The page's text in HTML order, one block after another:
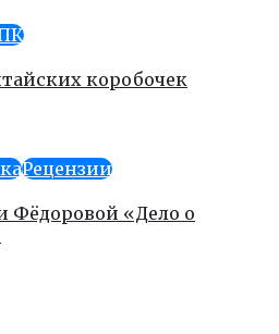
коробочек
Рецензии
Фёдоровой «Дело о